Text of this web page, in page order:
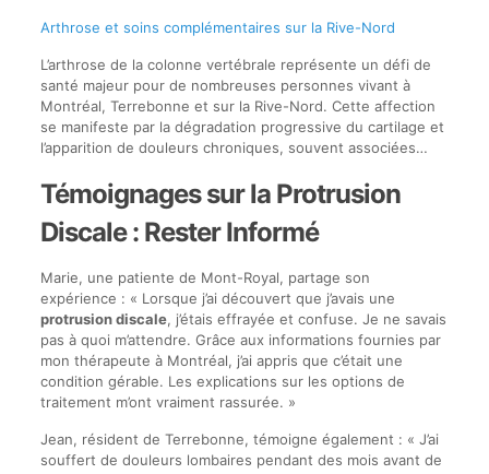
Arthrose et soins complémentaires sur la Rive-Nord
L’arthrose de la colonne vertébrale représente un défi de
santé majeur pour de nombreuses personnes vivant à
Montréal, Terrebonne et sur la Rive-Nord. Cette affection
se manifeste par la dégradation progressive du cartilage et
l’apparition de douleurs chroniques, souvent associées…
Témoignages sur la Protrusion
Discale : Rester Informé
Marie, une patiente de Mont-Royal, partage son
expérience : « Lorsque j’ai découvert que j’avais une
protrusion discale, j’étais effrayée et confuse. Je ne savais
pas à quoi m’attendre. Grâce aux informations fournies par
mon thérapeute à Montréal, j’ai appris que c’était une
condition gérable. Les explications sur les options de
traitement m’ont vraiment rassurée. »
Jean, résident de Terrebonne, témoigne également : « J’ai
souffert de douleurs lombaires pendant des mois avant de